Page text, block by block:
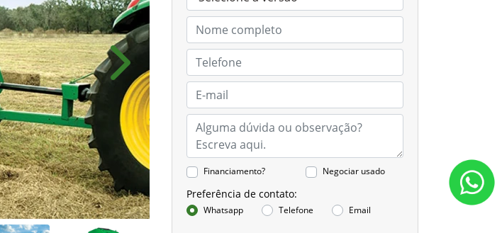
Financiamento? Negociar usado
Preferência de contato:
Whatsapp Telefone Email
Próximo